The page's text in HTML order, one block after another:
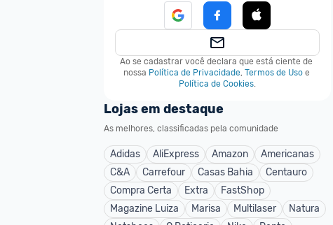
Ao se cadastrar você declara que está ciente de
nossa Política de Privacidade, Termos de Uso e
Política de Cookies.
Lojas em destaque
As melhores, classificadas pela comunidade
Adidas AliExpress Amazon
Americanas
C&A
Carrefour Casas Bahia
Centauro
Compra Certa
Extra
FastShop
Magazine Luiza
Marisa Multilaser
Natura